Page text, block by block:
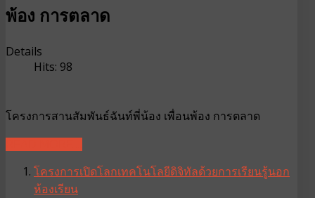
พ้อง การตลาด
Details
Hits: 98
โครงการสานสัมพันธ์ฉันท์พี่น้อง เพื่อนพ้อง การตลาด
โครงการเปิดโลกเทคโนโลยีดิจิทัลด้วยการเรียนรู้นอก
ห้องเรียน